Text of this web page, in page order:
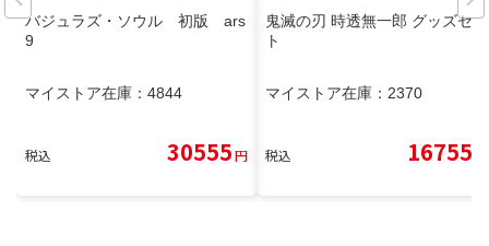
バジュラズ・ソウル 初版 ars
9
マイストア在庫： 4844
税込 30555円
鬼滅の刃 時透無一郎 グッズセッ
ト
マイストア在庫： 2370
税込 16755